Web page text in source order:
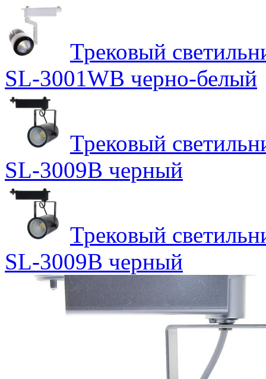
Трековый
SL-3001WB черно-белый
Трековый
SL-3009B черный
Трековый
SL-3009B черный